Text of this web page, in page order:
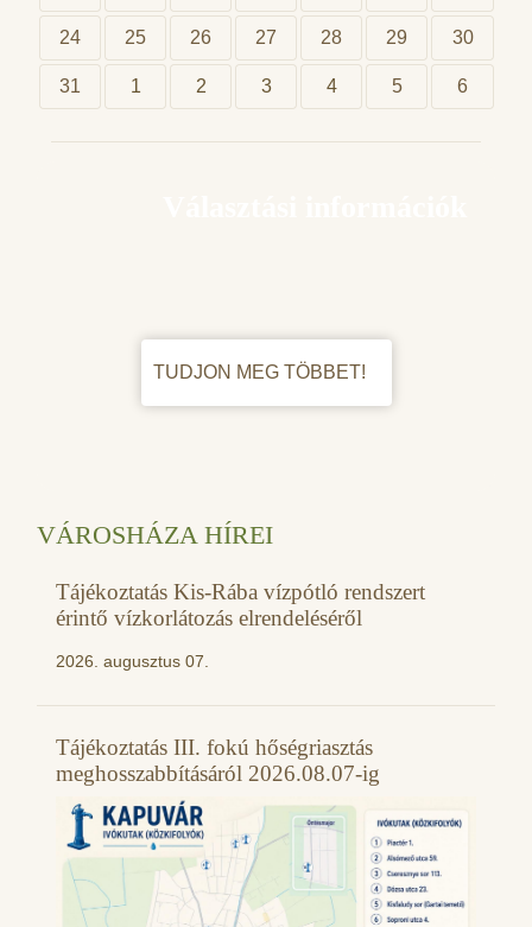
24 25 26 27 28 29 30
31 1 2 3 4 5 6
TUDJON MEG TÖBBET!
VÁROSHÁZA HÍREI
Tájékoztatás Kis-Rába vízpótló rendszert
érintő vízkorlátozás elrendeléséről
2026. augusztus 07.
Tájékoztatás III. fokú hőségriasztás
meghosszabbításáról 2026.08.07-ig